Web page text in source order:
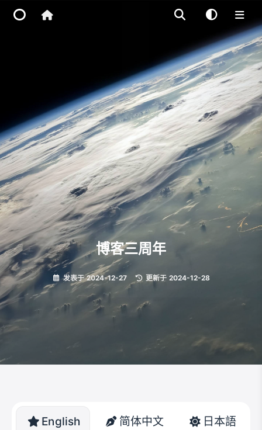
IP Toolbox
FusionX
博客三周年
发表于 2024-12-27 更新于 2024-12-28
English 简体中文 日本語